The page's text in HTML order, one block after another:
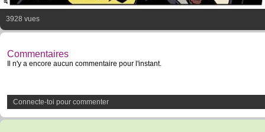
3928 vues
Commentaires
Il n'y a encore aucun commentaire pour l'instant.
Connecte-toi pour commenter